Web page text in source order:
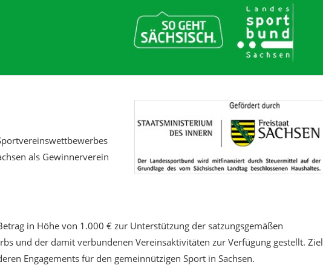
als Gewinnerverein
in Höhe von 1.000 € zur Unterstützung der satzungsgemäßen
und der damit verbundenen Vereinsaktivitäten zur Verfügung gestellt. Ziel
Engagements für den gemeinnützigen Sport in Sachsen.